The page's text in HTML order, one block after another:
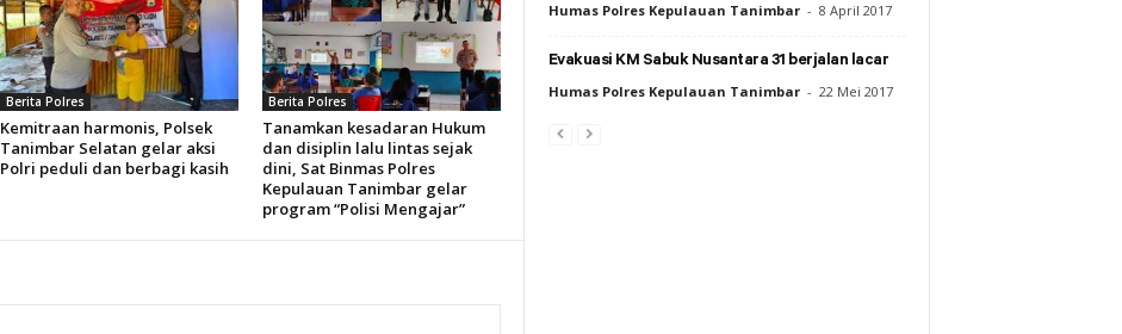
Berita Polres
Kemitraan harmonis, Polsek
Tanimbar Selatan gelar aksi
Polri peduli dan berbagi kasih
Berita Polres
Tanamkan kesadaran Hukum
dan disiplin lalu lintas sejak
dini, Sat Binmas Polres
Kepulauan Tanimbar gelar
program “Polisi Mengajar”
Humas Polres Kepulauan Tanimbar - 8 April 2017
Evakuasi KM Sabuk Nusantara 31 berjalan lacar
Humas Polres Kepulauan Tanimbar - 22 Mei 2017